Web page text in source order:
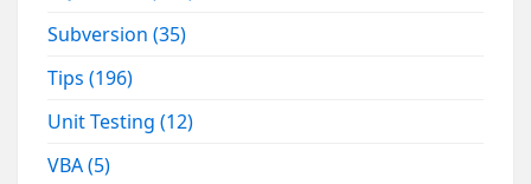
Subversion(35)
Tips(196)
Unit Testing(12)
VBA(5)